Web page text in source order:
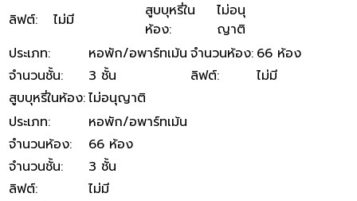
ลิฟต์: ไม่มี
สูบบุหรี่ใน
ห้อง:
ไม่อนุ
ญาติ
ประเภท: หอพัก/อพาร์ทเม้น จำนวนห้อง: 66 ห้อง
จำนวนชั้น: 3 ชั้น ลิฟต์:
ไม่มี
สูบบุหรี่ในห้อง:ไม่อนุญาติ
ประเภท:
หอพัก/อพาร์ทเม้น
จำนวนห้อง:
66 ห้อง
จำนวนชั้น:
3 ชั้น
ลิฟต์:
ไม่มี